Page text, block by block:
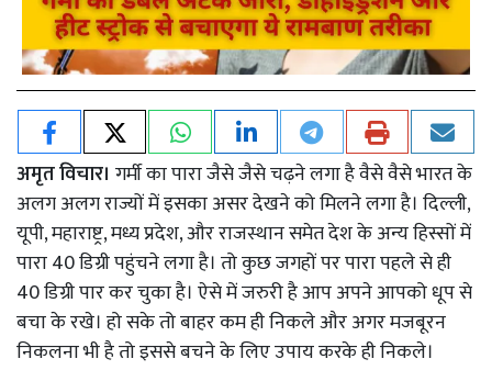
अमृत विचार। गर्मी का पारा जैसे जैसे चढ़ने लगा है वैसे वैसे भारत के
अलग अलग राज्यों में इसका असर देखने को मिलने लगा है। दिल्ली,
यूपी, महाराष्ट्र, मध्य प्रदेश, और राजस्थान समेत देश के अन्य हिस्सों में
पारा 40 डिग्री पहुंचने लगा है। तो कुछ जगहों पर पारा पहले से ही
40 डिग्री पार कर चुका है। ऐसे में जरुरी है आप अपने आपको धूप से
बचा के रखे। हो सके तो बाहर कम ही निकले और अगर मजबूरन
निकलना भी है तो इससे बचने के लिए उपाय करके ही निकले।